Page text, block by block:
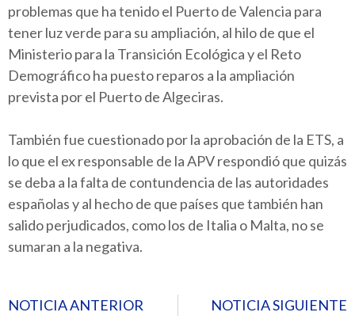
problemas que ha tenido el Puerto de Valencia para
tener luz verde para su ampliación, al hilo de que el
Ministerio para la Transición Ecológica y el Reto
Demográfico ha puesto reparos a la ampliación
prevista por el Puerto de Algeciras.
También fue cuestionado por la aprobación de la ETS, a
lo que el ex responsable de la APV respondió que quizás
se deba a la falta de contundencia de las autoridades
españolas y al hecho de que países que también han
salido perjudicados, como los de Italia o Malta, no se
sumaran a la negativa.
NOTICIA ANTERIOR NOTICIA SIGUIENTE